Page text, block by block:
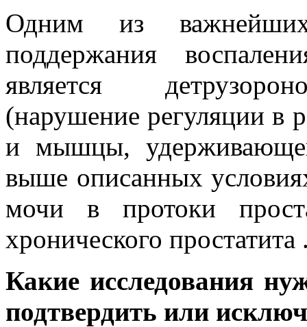
Одним из
поддержания
является
(нарушение регуляции в
и мышцы,
выше описанных
мочи в протоки
хронического простатита
Какие исследования
подтвердить или